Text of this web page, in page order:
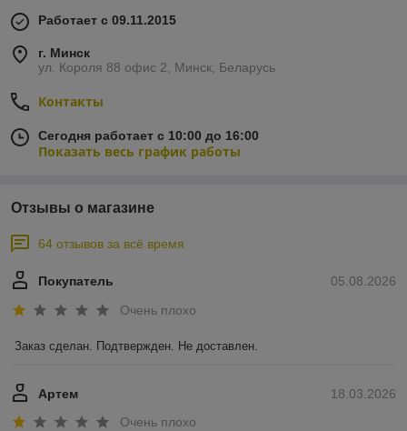
Работает с 09.11.2015
г. Минск
ул. Короля 88 офис 2, Минск, Беларусь
Контакты
Сегодня работает с 10:00 до 16:00
Показать весь график работы
Отзывы о магазине
64 отзывов за всё время
05.08.2026
Покупатель
Очень плохо
Заказ сделан. Подтвержден. Не доставлен.
18.03.2026
Артем
Очень плохо